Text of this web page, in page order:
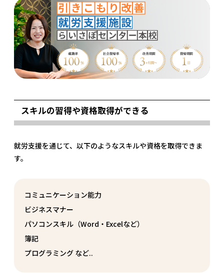
スキルの習得や資格取得ができる
就労支援を通じて、以下のようなスキルや資格を取得できま
す。
コミュニケーション能力
ビジネスマナー
パソコンスキル（Word・Excelなど）
簿記
プログラミング など..